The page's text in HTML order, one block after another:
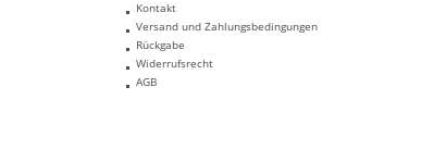
Kontakt
Versand und Zahlungsbedingungen
Rückgabe
Widerrufsrecht
AGB